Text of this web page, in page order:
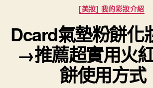
分
類
[美妝] 我的彩妝介紹
Dcard氣墊粉餅化
→推薦超實用火
餅使用方式